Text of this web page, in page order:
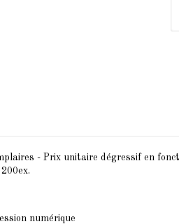
- Prix unitaire dégressif en
numérique